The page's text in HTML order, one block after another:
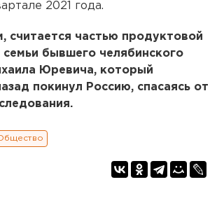
2021 года.
считается частью продуктовой
семьи бывшего челябинского
Юревича, который
покинул Россию, спасаясь от